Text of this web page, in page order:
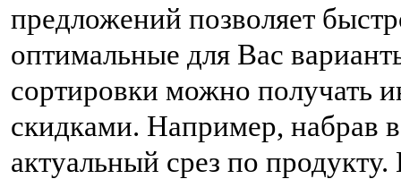
предложений позволяет
оптимальные для Вас
сортировки можно получать
скидками. Например, набрав
актуальный срез по